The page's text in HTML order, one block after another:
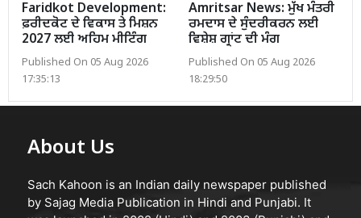
Faridkot Development:
ਫ਼ਰੀਦਕੋਟ ਦੇ ਵਿਕਾਸ ਤੇ ਮਿਸ਼ਨ
2027 ਲਈ ਅਹਿਮ ਮੀਟਿੰਗ
Published On 05 Aug 2026
17:35:13
Amritsar News: ਮੁੱਖ ਮੰਤਰੀ
ਰਮਦਾਸ ਦੇ ਸੁੰਦਰੀਕਰਨ ਲਈ
ਵਿਸ਼ੇਸ਼ ਗ੍ਰਾਂਟ ਦੀ ਮੰਗ
Published On 05 Aug 2026
18:29:50
About Us
Sach Kahoon is an Indian daily newspaper published
by Sajag Media Publication in Hindi and Punjabi. It